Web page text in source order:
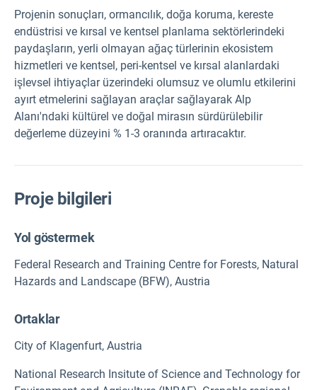
Projenin sonuçları, ormancılık, doğa koruma, kereste
endüstrisi ve kırsal ve kentsel planlama sektörlerindeki
paydaşların, yerli olmayan ağaç türlerinin ekosistem
hizmetleri ve kentsel, peri-kentsel ve kırsal alanlardaki
işlevsel ihtiyaçlar üzerindeki olumsuz ve olumlu etkilerini
ayırt etmelerini sağlayan araçlar sağlayarak Alp
Alanı'ndaki kültürel ve doğal mirasın sürdürülebilir
değerleme düzeyini % 1-3 oranında artıracaktır.
Proje bilgileri
Yol göstermek
Federal Research and Training Centre for Forests, Natural
Hazards and Landscape (BFW), Austria
Ortaklar
City of Klagenfurt, Austria
National Research Insitute of Science and Technology for